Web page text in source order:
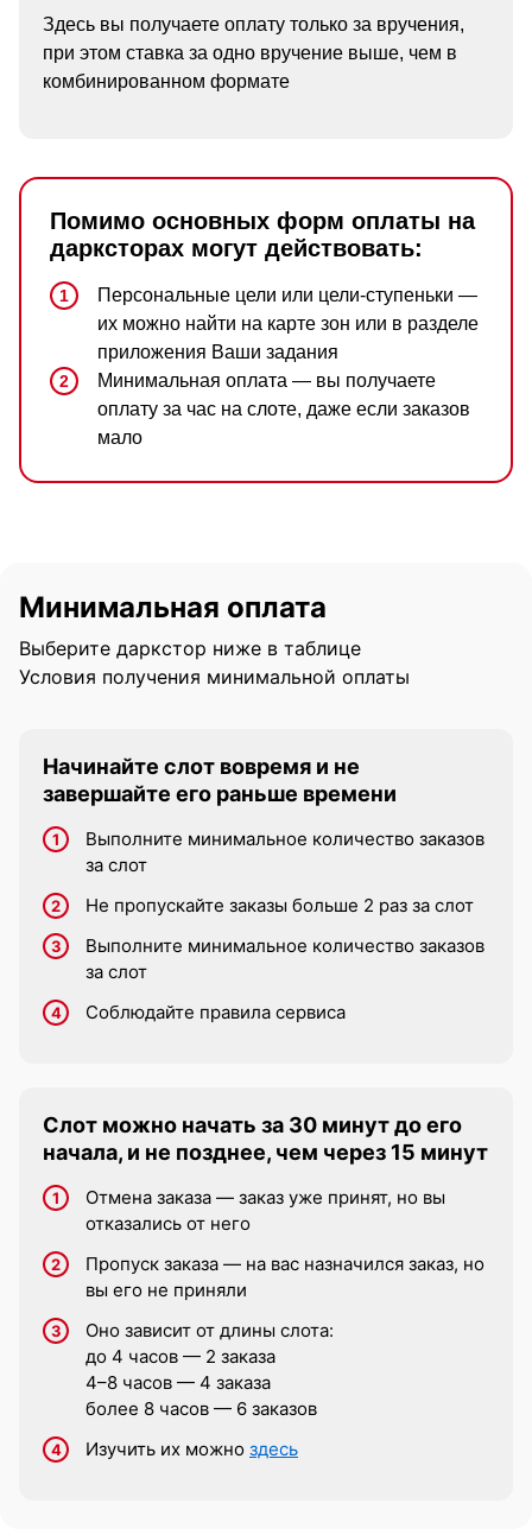
Здесь вы получаете оплату только за вручения,
при этом ставка за одно вручение выше, чем в
комбинированном формате
Помимо основных форм оплаты на
дарксторах могут действовать:
Персональные цели или цели-ступеньки —
их можно найти на карте зон или в разделе
приложения Ваши задания
Минимальная оплата — вы получаете
оплату за час на слоте, даже если заказов
мало
Минимальная оплата
Выберите даркстор ниже в таблице
Условия получения минимальной оплаты
Начинайте слот вовремя и не
завершайте его раньше времени
Выполните минимальное количество заказов
за слот
Не пропускайте заказы больше 2 раз за слот
Выполните минимальное количество заказов
за слот
Соблюдайте правила сервиса
Слот можно начать за 30 минут до его
начала, и не позднее, чем через 15 минут
Отмена заказа — заказ уже принят, но вы
отказались от него
Пропуск заказа — на вас назначился заказ, но
вы его не приняли
Оно зависит от длины слота:
до 4 часов — 2 заказа
4–8 часов — 4 заказа
более 8 часов — 6 заказов
Изучить их можно здесь